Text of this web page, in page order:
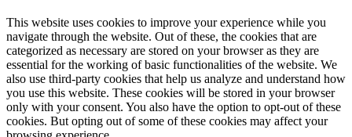
This website uses cookies to improve your experience while you
navigate through the website. Out of these, the cookies that are
categorized as necessary are stored on your browser as they are
essential for the working of basic functionalities of the website. We
also use third-party cookies that help us analyze and understand how
you use this website. These cookies will be stored in your browser
only with your consent. You also have the option to opt-out of these
cookies. But opting out of some of these cookies may affect your